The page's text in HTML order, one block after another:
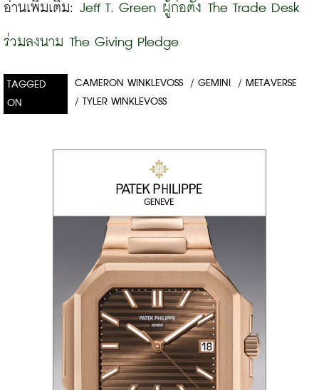
อ่านเพิ่มเติม: Jeff T. Green ผู้ก่อตั้ง The Trade Desk
ร่วมลงนาม The Giving Pledge
TAGGED
ON
CAMERON WINKLEVOSS / GEMINI / METAVERSE
/ TYLER WINKLEVOSS